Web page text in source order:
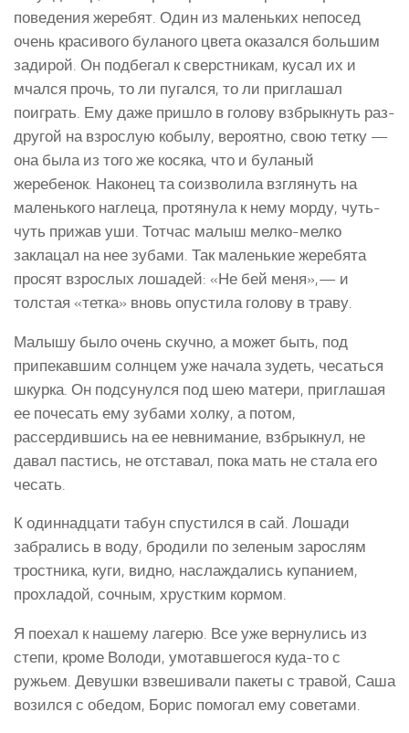
поведения жеребят. Один из маленьких непосед
очень красивого буланого цвета оказался большим
задирой. Он подбегал к сверстникам, кусал их и
мчался прочь, то ли пугался, то ли приглашал
поиграть. Ему даже пришло в голову взбрыкнуть раз-
другой на взрослую кобылу, вероятно, свою тетку —
она была из того же косяка, что и буланый
жеребенок. Наконец та соизволила взглянуть на
маленького наглеца, протянула к нему морду, чуть-
чуть прижав уши. Тотчас малыш мелко-мелко
заклацал на нее зубами. Так маленькие жеребята
просят взрослых лошадей: «Не бей меня»,— и
толстая «тетка» вновь опустила голову в траву.
Малышу было очень скучно, а может быть, под
припекавшим солнцем уже начала зудеть, чесаться
шкурка. Он подсунулся под шею матери, приглашая
ее почесать ему зубами холку, а потом,
рассердившись на ее невнимание, взбрыкнул, не
давал пастись, не отставал, пока мать не стала его
чесать.
К одиннадцати табун спустился в сай. Лошади
забрались в воду, бродили по зеленым зарослям
тростника, куги, видно, наслаждались купанием,
прохладой, сочным, хрустким кормом.
Я поехал к нашему лагерю. Все уже вернулись из
степи, кроме Володи, умотавшегося куда-то с
ружьем. Девушки взвешивали пакеты с травой, Саша
возился с обедом, Борис помогал ему советами.